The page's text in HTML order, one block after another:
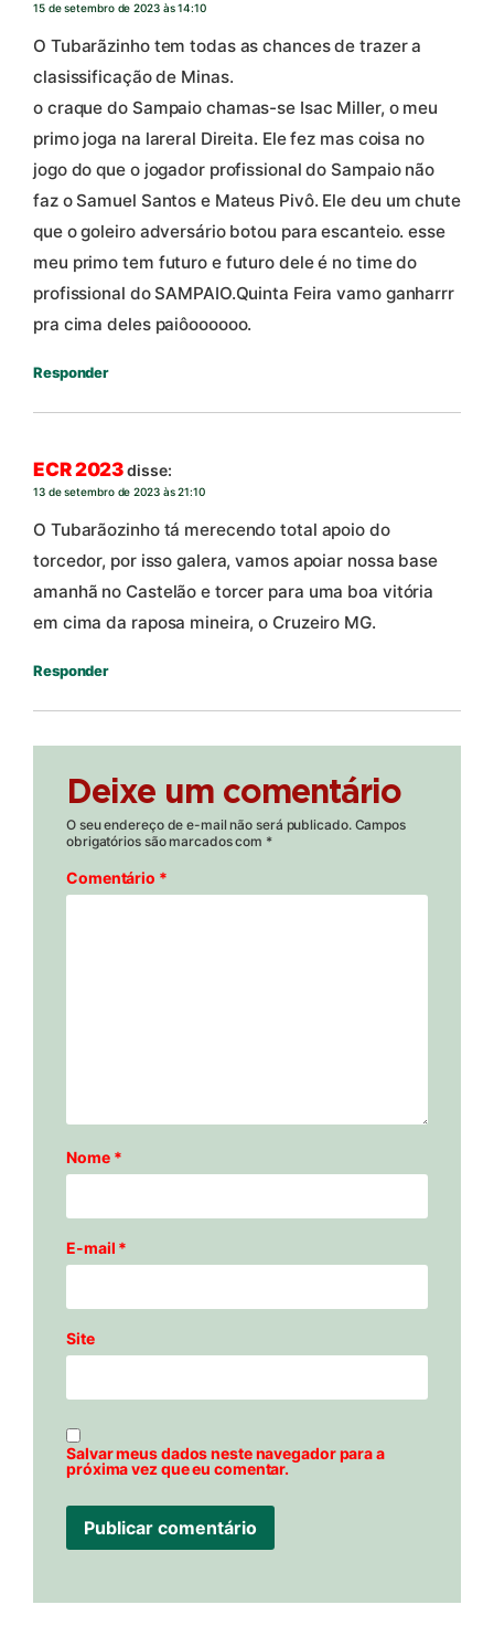
15 de setembro de 2023 às 14:10
O Tubarãzinho tem todas as chances de trazer a
clasissificação de Minas.
o craque do Sampaio chamas-se Isac Miller, o meu
primo joga na lareral Direita. Ele fez mas coisa no
jogo do que o jogador profissional do Sampaio não
faz o Samuel Santos e Mateus Pivô. Ele deu um chute
que o goleiro adversário botou para escanteio. esse
meu primo tem futuro e futuro dele é no time do
profissional do SAMPAIO.Quinta Feira vamo ganharrr
pra cima deles paiôoooooo.
Responder
ECR 2023disse:
13 de setembro de 2023 às 21:10
O Tubarãozinho tá merecendo total apoio do
torcedor, por isso galera, vamos apoiar nossa base
amanhã no Castelão e torcer para uma boa vitória
em cima da raposa mineira, o Cruzeiro MG.
Responder
Deixe um comentário
O seu endereço de e-mail não será publicado. Campos
obrigatórios são marcados com *
Comentário *
Nome *
E-mail *
Site
Salvar meus dados neste navegador para a
próxima vez que eu comentar.